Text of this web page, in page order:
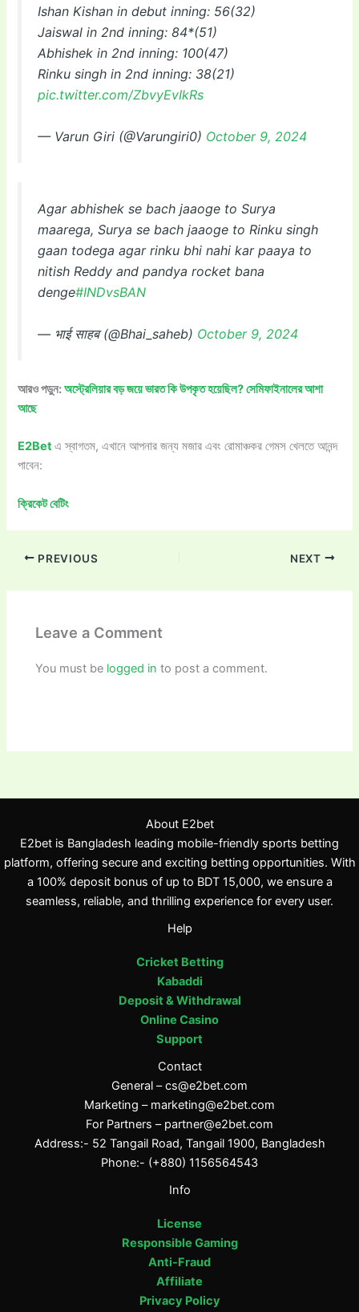
Ishan Kishan in debut inning: 56(32)
Jaiswal in 2nd inning: 84*(51)
Abhishek in 2nd inning: 100(47)
Rinku singh in 2nd inning: 38(21)
pic.twitter.com/ZbvyEvIkRs
— Varun Giri (@Varungiri0) October 9, 2024
Agar abhishek se bach jaaoge to Surya
maarega, Surya se bach jaaoge to Rinku singh
gaan todega agar rinku bhi nahi kar paaya to
nitish Reddy and pandya rocket bana
denge#INDvsBAN
— भाई साहब (@Bhai_saheb) October 9, 2024
আরও পড়ুন:অস্ট্রেলিয়ার বড় জয়ে ভারত কি উপকৃত হয়েছিল? সেমিফাইনালের আশা
আছে
E2Betএ স্বাগতম, এখানে আপনার জন্য মজার এবং রোমাঞ্চকর গেমস খেলতে আনন্দ
পাবেন:
ক্রিকেট বেটিং
PREVIOUS NEXT
Leave a Comment
You must be logged in to post a comment.
About E2bet
E2bet is Bangladesh leading mobile-friendly sports betting
platform, offering secure and exciting betting opportunities. With
a 100% deposit bonus of up to BDT 15,000, we ensure a
seamless, reliable, and thrilling experience for every user.
Help
Cricket Betting
Kabaddi
Deposit & Withdrawal
Online Casino
Support
Contact
General –cs@e2bet.com
Marketing – marketing@e2bet.com
For Partners – partner@e2bet.com
Address:- 52 Tangail Road, Tangail 1900, Bangladesh
Phone:- (+880) 1156564543
Info
License
Responsible Gaming
Anti-Fraud
Affiliate
Privacy Policy